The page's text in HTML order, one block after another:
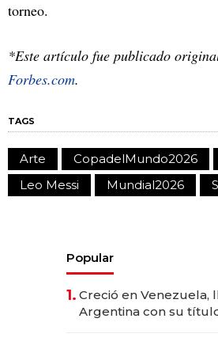
torneo.
*Este artículo fue publicado
Forbes.com.
TAGS
Arte CopadelMundo2026
Leo Messi
Mundial2026
Popular
1. Creció en Venezuela,
Argentina con su